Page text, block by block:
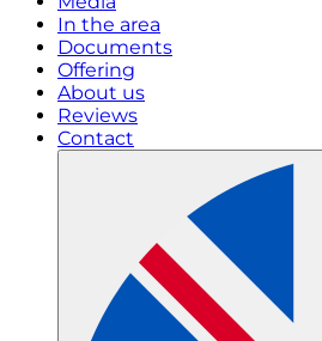
In the area
Documents
Offering
About us
Reviews
Contact